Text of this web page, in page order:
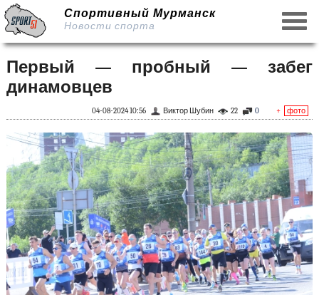
Спортивный Мурманск
Новости спорта
Первый — пробный — забег
динамовцев
+ фото
0
22
Виктор Шубин
04-08-2024 10:56